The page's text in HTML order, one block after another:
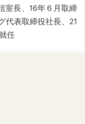
室長、16年６月取締
代表取締役社長、21
任